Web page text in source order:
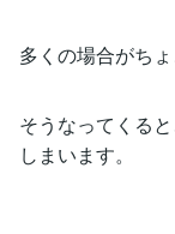
多くの場合がち
そうなってくる
しまいます。